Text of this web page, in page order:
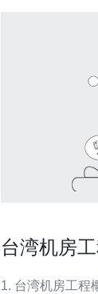
台湾机房
1. 台湾机房工程概述 台湾机房工程在信息技术